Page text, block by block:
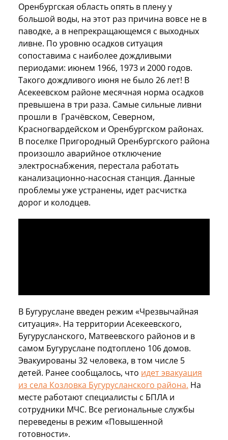
Оренбургская область опять в плену у
большой воды, на этот раз причина вовсе не в
паводке, а в непрекращающемся с выходных
ливне. По уровню осадков ситуация
сопоставима с наиболее дождливыми
периодами: июнем 1966, 1973 и 2000 годов.
Такого дождливого июня не было 26 лет! В
Асекеевском районе месячная норма осадков
превышена в три раза. Самые сильные ливни
прошли в Грачёвском, Северном,
Красногвардейском и Оренбургском районах.
В поселке Пригородный Оренбургского района
произошло аварийное отключение
электроснабжения, перестала работать
канализационно-насосная станция. Данные
проблемы уже устранены, идет расчистка
дорог и колодцев.
В Бугуруслане введен режим «Чрезвычайная
ситуация». На территории Асекеевского,
Бугурусланского, Матвеевского районов и в
самом Бугуруслане подтоплено 106 домов.
Эвакуированы 32 человека, в том числе 5
детей. Ранее сообщалось, что идет эвакуация
из села Козловка Бугурусланского района. На
месте работают специалисты с БПЛА и
сотрудники МЧС. Все региональные службы
переведены в режим «Повышенной
готовности».